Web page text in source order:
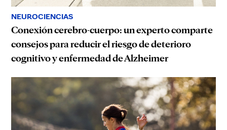
NEUROCIENCIAS
Conexión cerebro-cuerpo: un experto comparte
consejos para reducir el riesgo de deterioro
cognitivo y enfermedad de Alzheimer